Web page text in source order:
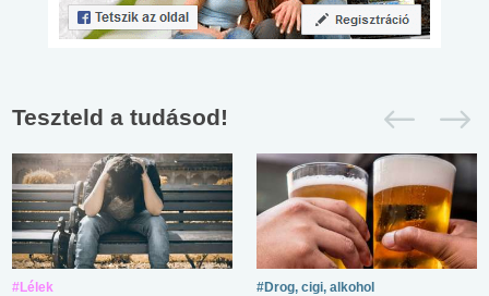
Teszteld a tudásod!
#Lélek #Drog, cigi, alkohol